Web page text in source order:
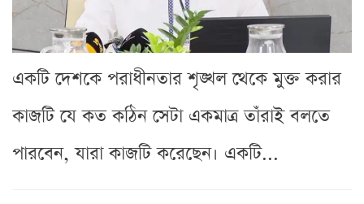
একটি দেশকে পরাধীনতার শৃঙ্খল থেকে মুক্ত করার
কাজটি যে কত কঠিন সেটা একমাত্র তাঁরাই বলতে
পারবেন, যারা কাজটি করেছেন। একটি...